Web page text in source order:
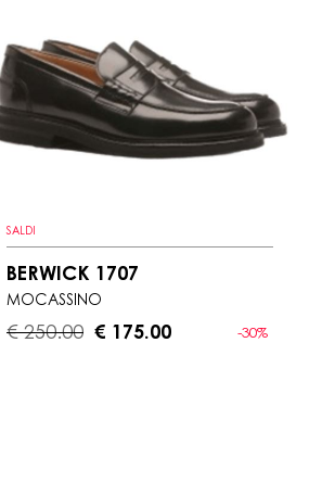
SALDI
BERWICK 1707
MOCASSINO
€ 250.00 -30%
€ 175.00